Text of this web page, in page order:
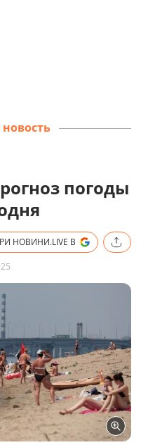
погоды
НОВИНИ.LIVE В